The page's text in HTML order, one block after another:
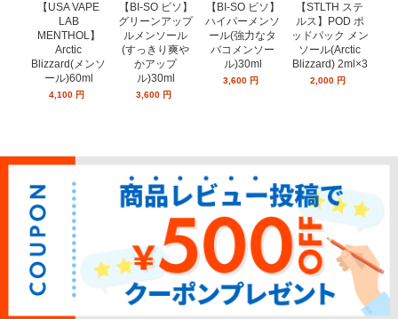
【USA VAPE
LAB
MENTHOL】
Arctic
Blizzard(メンソ
ール)60ml
4,100 円
【BI-SO ビソ】
グリーンアップ
ルメンソール
(すっきり爽や
かアップ
ル)30ml
3,600 円
【BI-SO ビソ】
ハイパーメンソ
ール(強力なタ
バコメンソー
ル)30ml
3,600 円
【STLTH ステ
ルス】POD ポ
ッドパック メン
ソール(Arctic
Blizzard) 2ml×3
2,000 円